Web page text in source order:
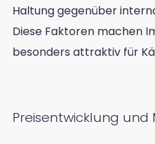
Haltung gegenüber
Diese Faktoren machen
besonders attraktiv für
Preisentwicklung